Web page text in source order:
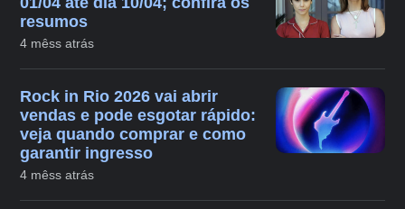
resumos
4 mêss atrás
Rock in Rio 2026 vai abrir
vendas e pode esgotar rápido:
veja quando comprar e como
garantir ingresso
4 mêss atrás